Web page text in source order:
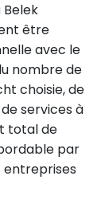
être
avec le
nombre de
choisie, de
services à
total de
par
entreprises